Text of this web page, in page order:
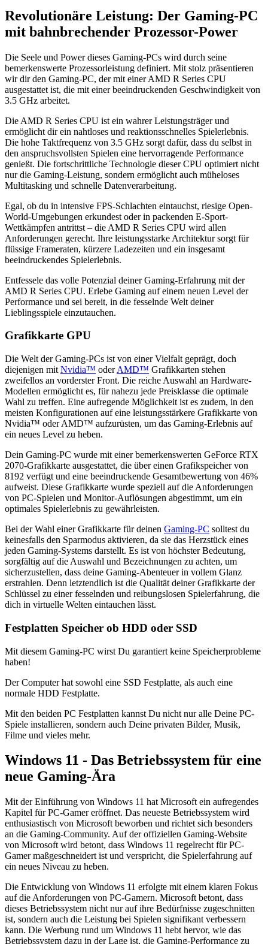
Revolutionäre Leistung: Der Gaming-PC
mit bahnbrechender Prozessor-Power
Die Seele und Power dieses Gaming-PCs wird durch seine
bemerkenswerte Prozessorleistung definiert. Mit stolz präsentieren
wir dir den Gaming-PC, der mit einer AMD R Series CPU
ausgestattet ist, die mit einer beeindruckenden Geschwindigkeit von
3.5 GHz arbeitet.
Die AMD R Series CPU ist ein wahrer Leistungsträger und
ermöglicht dir ein nahtloses und reaktionsschnelles Spielerlebnis.
Die hohe Taktfrequenz von 3.5 GHz sorgt dafür, dass du selbst in
den anspruchsvollsten Spielen eine hervorragende Performance
genießt. Die fortschrittliche Technologie dieser CPU optimiert nicht
nur die Gaming-Leistung, sondern ermöglicht auch müheloses
Multitasking und schnelle Datenverarbeitung.
Egal, ob du in intensive FPS-Schlachten eintauchst, riesige Open-
World-Umgebungen erkundest oder in packenden E-Sport-
Wettkämpfen antrittst – die AMD R Series CPU wird allen
Anforderungen gerecht. Ihre leistungsstarke Architektur sorgt für
flüssige Frameraten, kürzere Ladezeiten und ein insgesamt
beeindruckendes Spielerlebnis.
Entfessele das volle Potenzial deiner Gaming-Erfahrung mit der
AMD R Series CPU. Erlebe Gaming auf einem neuen Level der
Performance und sei bereit, in die fesselnde Welt deiner
Lieblingsspiele einzutauchen.
Grafikkarte GPU
Die Welt der Gaming-PCs ist von einer Vielfalt geprägt, doch
diejenigen mit Nvidia™ oderAMD™ Grafikkarten stehen
zweifellos an vorderster Front. Die reiche Auswahl an Hardware-
Modellen ermöglicht es, für nahezu jede Preisklasse die optimale
Wahl zu treffen. Eine aufregende Möglichkeit ist es zudem, in den
meisten Konfigurationen auf eine leistungsstärkere Grafikkarte von
Nvidia™ oder AMD™ aufzurüsten, um das Gaming-Erlebnis auf
ein neues Level zu heben.
Dein Gaming-PC wurde mit einer bemerkenswerten GeForce RTX
2070-Grafikkarte ausgestattet, die über einen Grafikspeicher von
8192 verfügt und eine beeindruckende Gesamtbewertung von 46%
aufweist. Diese Grafikkarte wurde speziell auf die Anforderungen
von PC-Spielen und Monitor-Auflösungen abgestimmt, um ein
optimales Spielerlebnis zu gewährleisten.
Bei der Wahl einer Grafikkarte für deinen Gaming-PC solltest du
keinesfalls den Sparmodus aktivieren, da sie das Herzstück eines
jeden Gaming-Systems darstellt. Es ist von höchster Bedeutung,
sorgfältig auf die Auswahl und Bezeichnungen zu achten, um
sicherzustellen, dass deine Gaming-Abenteuer in vollem Glanz
erstrahlen. Denn letztendlich ist die Qualität deiner Grafikkarte der
Schlüssel zu einer fesselnden und reibungslosen Spielerfahrung, die
dich in virtuelle Welten eintauchen lässt.
Festplatten Speicher ob HDD oder SSD
Mit diesem Gaming-PC wirst Du garantiert keine Speicherprobleme
haben!
Der Computer hat sowohl eine SSD Festplatte, als auch eine
normale HDD Festplatte.
Mit den beiden PC Festplatten kannst Du nicht nur alle Deine PC-
Spiele installieren, sondern auch Deine privaten Bilder, Musik,
Filme und vieles mehr.
Windows 11 - Das Betriebssystem für eine
neue Gaming-Ära
Mit der Einführung von Windows 11 hat Microsoft ein aufregendes
Kapitel für PC-Gamer eröffnet. Das neueste Betriebssystem wird
enthusiastisch von Microsoft beworben und richtet sich besonders
an die Gaming-Community. Auf der offiziellen Gaming-Website
von Microsoft wird betont, dass Windows 11 regelrecht für PC-
Gamer maßgeschneidert ist und verspricht, die Spielerfahrung auf
ein neues Niveau zu heben.
Die Entwicklung von Windows 11 erfolgte mit einem klaren Fokus
auf die Anforderungen von PC-Gamern. Microsoft betont, dass
dieses Betriebssystem nicht nur auf ihre Bedürfnisse zugeschnitten
ist, sondern auch die Leistung bei Spielen signifikant verbessern
kann. Die Werbung rund um Windows 11 hebt hervor, wie das
Betriebssystem dazu in der Lage ist, die Gaming-Performance zu